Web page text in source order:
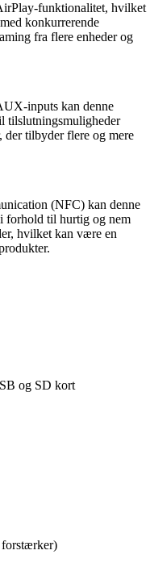
funktionalitet, hvilket
konkurrerende
fra flere enheder og
inputs kan denne
tilslutningsmuligheder
der tilbyder flere og mere
(NFC) kan denne
forhold til hurtig og nem
hvilket kan være en
og SD kort